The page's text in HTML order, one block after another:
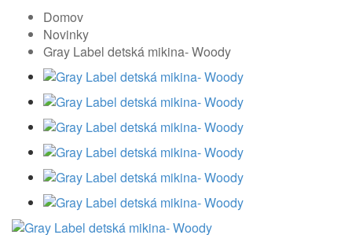
Domov
Novinky
Gray Label detská mikina- Woody